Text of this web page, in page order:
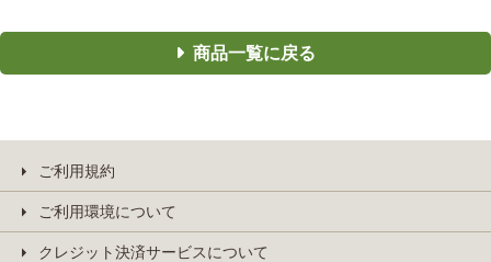
商品一覧に戻る
ご利用規約
ご利用環境について
クレジット決済サービスについて